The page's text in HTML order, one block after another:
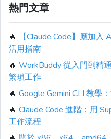
熱門文章
🔥
【Claude Code】應加
活用指南
🔥 WorkBuddy 從入門到精
繁瑣工作
🔥 Google Gemini CLI 教學
🔥 Claude Code 進階：用
工作流程